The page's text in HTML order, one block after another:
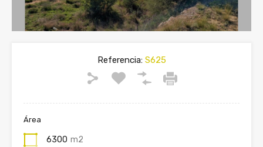
Referencia:S625
Área
6300 m2